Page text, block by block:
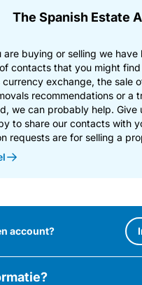
The Spanish Estate
are buying or selling we have
contacts that you might
exchange, the sale
recommendations or a
we can probably help. Give
to share our contacts with
requests are for selling a
account?